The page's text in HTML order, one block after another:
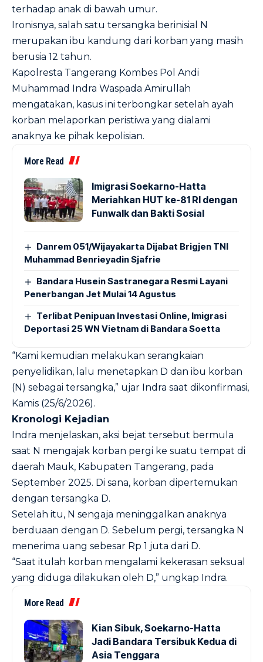
terhadap anak di bawah umur.
Ironisnya, salah satu tersangka berinisial N
merupakan ibu kandung dari korban yang masih
berusia 12 tahun.
Kapolresta Tangerang Kombes Pol Andi
Muhammad Indra Waspada Amirullah
mengatakan, kasus ini terbongkar setelah ayah
korban melaporkan peristiwa yang dialami
anaknya ke pihak kepolisian.
More Read
Imigrasi Soekarno-Hatta
Meriahkan HUT ke-81 RI dengan
Funwalk dan Bakti Sosial
Danrem 051/Wijayakarta Dijabat Brigjen TNI
Muhammad Benrieyadin Sjafrie
Bandara Husein Sastranegara Resmi Layani
Penerbangan Jet Mulai 14 Agustus
Terlibat Penipuan Investasi Online, Imigrasi
Deportasi 25 WN Vietnam di Bandara Soetta
“Kami kemudian melakukan serangkaian
penyelidikan, lalu menetapkan D dan ibu korban
(N) sebagai tersangka,” ujar Indra saat dikonfirmasi,
Kamis (25/6/2026).
Kronologi Kejadian
Indra menjelaskan, aksi bejat tersebut bermula
saat N mengajak korban pergi ke suatu tempat di
daerah Mauk, Kabupaten Tangerang, pada
September 2025. Di sana, korban dipertemukan
dengan tersangka D.
Setelah itu, N sengaja meninggalkan anaknya
berduaan dengan D. Sebelum pergi, tersangka N
menerima uang sebesar Rp 1 juta dari D.
“Saat itulah korban mengalami kekerasan seksual
yang diduga dilakukan oleh D,” ungkap Indra.
More Read
Kian Sibuk, Soekarno-Hatta
Jadi Bandara Tersibuk Kedua di
Asia Tenggara